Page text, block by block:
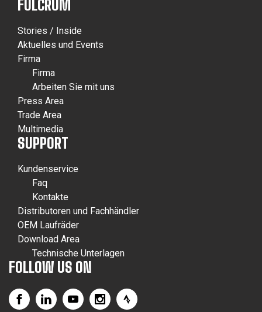
FULCRUM
Stories / Inside
Aktuelles und Events
Firma
Firma
Arbeiten Sie mit uns
Press Area
Trade Area
Multimedia
SUPPORT
Kundenservice
Faq
Kontakte
Distributoren und Fachhändler
OEM Laufräder
Download Area
Technische Unterlagen
FOLLOW US ON